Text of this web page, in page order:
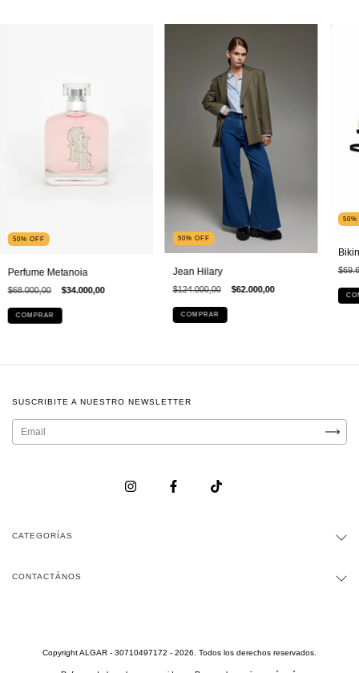
50% OFF
Perfume Metanoia
$68.000,00 $34.000,00
COMPRAR
50% OFF
Jean Hilary
$124.000,00 $62.000,00
COMPRAR
50%
SUSCRIBITE A NUESTRO NEWSLETTER
CATEGORÍAS
CONTACTÁNOS
Copyright ALGAR - 30710497172 - 2026. Todos los derechos reservados.